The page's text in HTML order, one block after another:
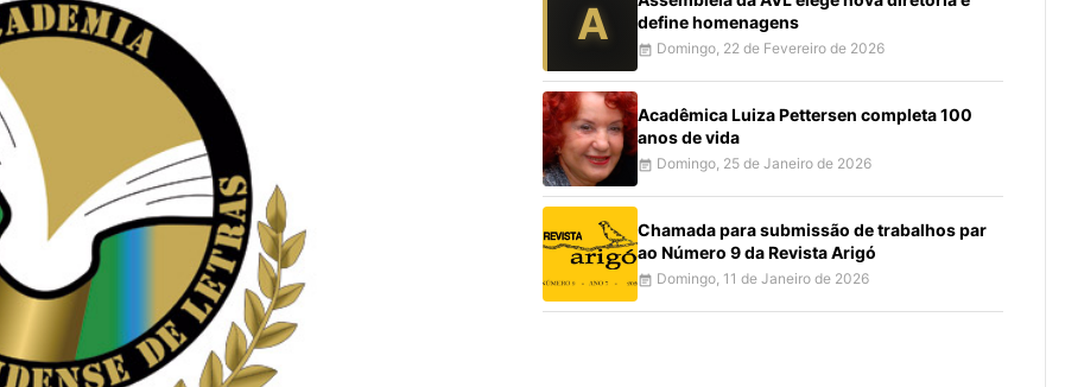
A
define homenagens
event_note Domingo, 22 de Fevereiro de 2026
Acadêmica Luiza Pettersen completa 100
anos de vida
event_note Domingo, 25 de Janeiro de 2026
Chamada para submissão de trabalhos par
ao Número 9 da Revista Arigó
event_note Domingo, 11 de Janeiro de 2026